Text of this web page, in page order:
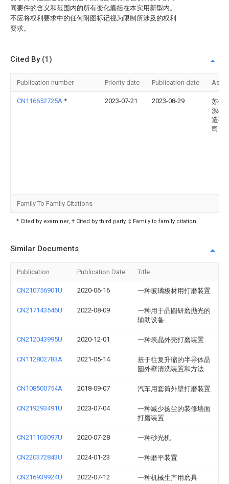
同要件的含义和范围内的所有变化囊括在本实用新型内。
不应将权利要求中的任何附图标记视为限制所涉及的权利
要求。
Cited By (1)
Publication number Priority date Publication date
CN116652725A * 2023-07-21 2023-08-29
苏州
源机
造有
司
Family To Family Citations
* Cited by examiner, † Cited by third party, ‡ Family to family citation
Similar Documents
Publication Publication Date Title
CN210756901U 2020-06-16 一种玻璃板材用打磨装置
CN217143546U 2022-08-09
一种用于晶圆研磨抛光的
辅助设备
CN212043995U 2020-12-01 一种表晶外壳打磨装置
CN112802783A 2021-05-14
基于往复升缩的半导体晶
圆外壁清洗装置和方法
CN108500754A 2018-09-07 汽车用套筒外壁打磨装置
CN219293491U 2023-07-04
一种减少扬尘的装修墙面
打磨装置
CN211103097U 2020-07-28 一种砂光机
CN220372843U 2024-01-23 一种磨平装置
CN216939924U 2022-07-12 一种机械生产用磨具